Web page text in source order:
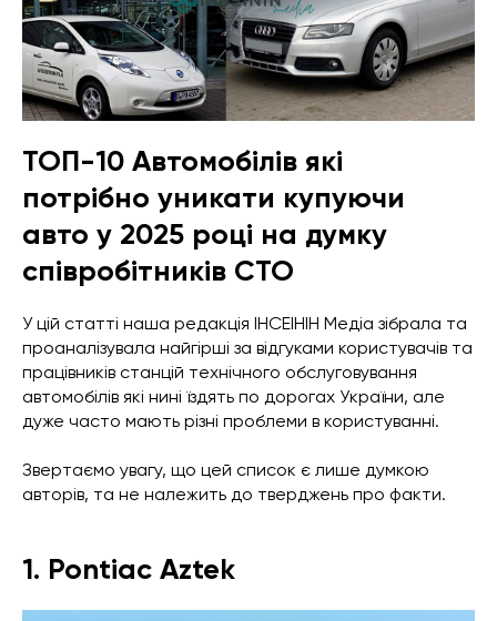
ТОП-10 Автомобілів які
потрібно уникати купуючи
авто у 2025 році на думку
співробітників СТО
У цій статті наша редакція ІНСЕІНІН Медіа зібрала та
проаналізувала найгірші за відгуками користувачів та
працівників станцій технічного обслуговування
автомобілів які нині їздять по дорогах України, але
дуже часто мають різні проблеми в користуванні.
Звертаємо увагу, що цей список є лише думкою
авторів, та не належить до тверджень про факти.
1. Pontiac Aztek